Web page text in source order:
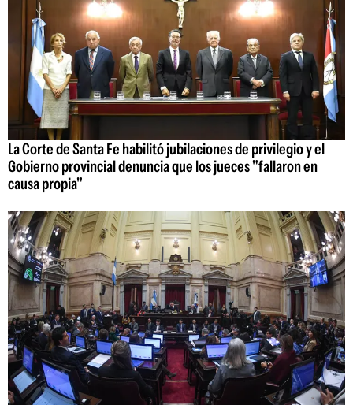
La Corte de Santa Fe habilitó jubilaciones de privilegio y el
Gobierno provincial denuncia que los jueces "fallaron en
causa propia"